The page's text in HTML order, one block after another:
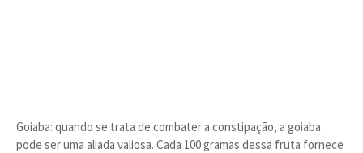
Goiaba: quando se trata de combater a constipação, a goiaba
pode ser uma aliada valiosa. Cada 100 gramas dessa fruta fornece